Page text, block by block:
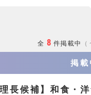
全 8 件掲載中
掲載
理長候補】和食・